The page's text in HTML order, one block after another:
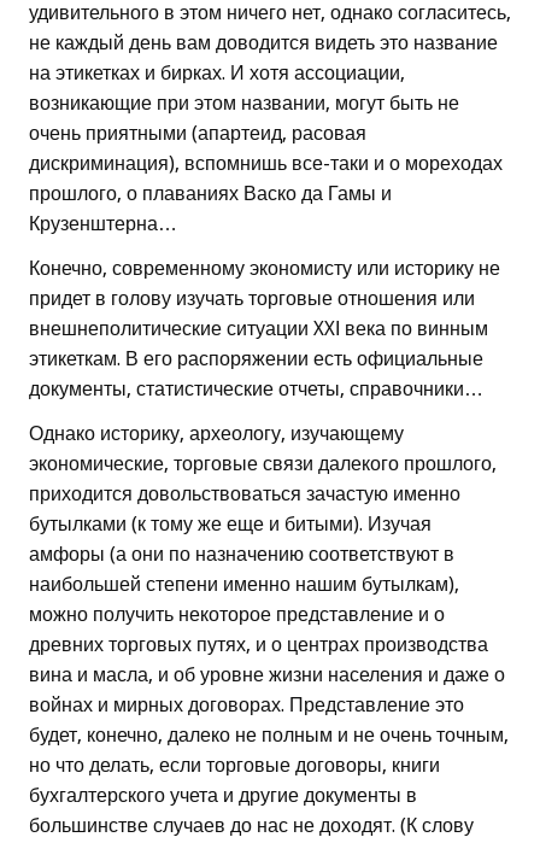
удивительного в этом ничего нет, однако согласитесь,
не каждый день вам доводится видеть это название
на этикетках и бирках. И хотя ассоциации,
возникающие при этом названии, могут быть не
очень приятными (апартеид, расовая
дискриминация), вспомнишь все-таки и о мореходах
прошлого, о плаваниях Васко да Гамы и
Крузенштерна…
Конечно, современному экономисту или историку не
придет в голову изучать торговые отношения или
внешнеполитические ситуации XXІ века по винным
этикеткам. В его распоряжении есть официальные
документы, статистические отчеты, справочники…
Однако историку, археологу, изучающему
экономические, торговые связи далекого прошлого,
приходится довольствоваться зачастую именно
бутылками (к тому же еще и битыми). Изучая
амфоры (а они по назначению соответствуют в
наибольшей степени именно нашим бутылкам),
можно получить некоторое представление и о
древних торговых путях, и о центрах производства
вина и масла, и об уровне жизни населения и даже о
войнах и мирных договорах. Представление это
будет, конечно, далеко не полным и не очень точным,
но что делать, если торговые договоры, книги
бухгалтерского учета и другие документы в
большинстве случаев до нас не доходят. (К слову